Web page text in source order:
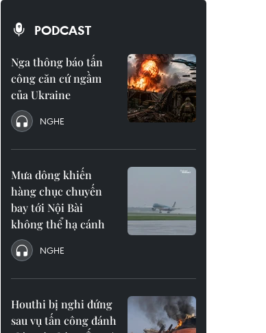
PODCAST
Nga thông báo tấn
công căn cứ ngầm
của Ukraine
NGHE
Mưa dông khiến
hàng chục chuyến
bay tới Nội Bài
không thể hạ cánh
NGHE
Houthi bị nghi đứng
sau vụ tấn công đánh